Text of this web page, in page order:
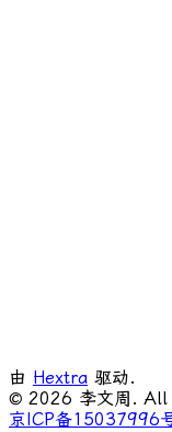
由 Hextra 驱动.
© 2026 李文周. All
京ICP备15037996